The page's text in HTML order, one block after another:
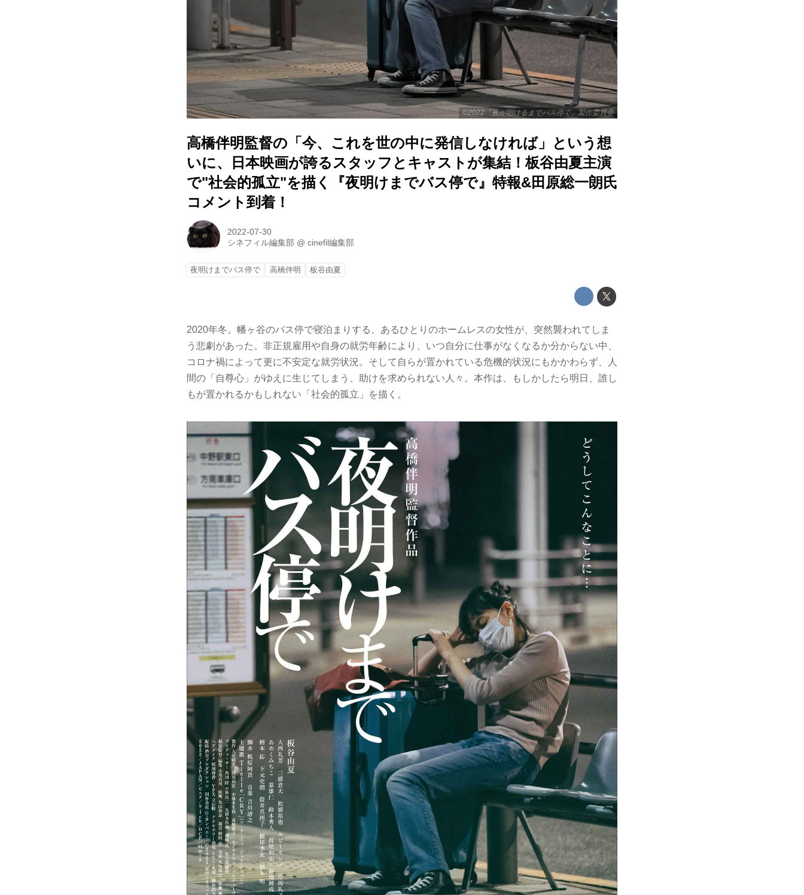
©2022「夜が明けるまでバス停で」製作委員会
高橋伴明監督の「今、これを世の中に発信しなければ」という想
いに、日本映画が誇るスタッフとキャストが集結！板谷由夏主演
で"社会的孤立"を描く『夜明けまでバス停で』特報&田原総一朗氏
コメント到着！
2022-07-30
シネフィル編集部 @cinefil編集部
夜明けまでバス停で 高橋伴明 板谷由夏
2020年冬。幡ヶ谷のバス停で寝泊まりする、あるひとりのホームレスの女性が、突然襲われてしま
う悲劇があった。非正規雇用や自身の就労年齢により、いつ自分に仕事がなくなるか分からない中、
コロナ禍によって更に不安定な就労状況。そして自らが置かれている危機的状況にもかかわらず、人
間の「自尊心」がゆえに生じてしまう、助けを求められない人々。本作は、もしかしたら明日、誰し
もが置かれるかもしれない「社会的孤立」を描く。